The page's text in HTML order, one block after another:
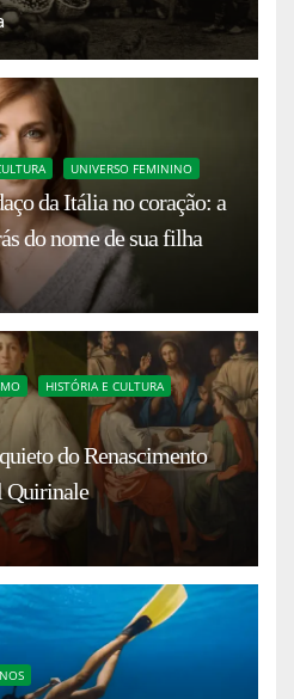
UNIVERSO FEMININO
da Itália no coração: a
do nome de sua filha
HISTÓRIA E CULTURA
do Renascimento
Quirinale